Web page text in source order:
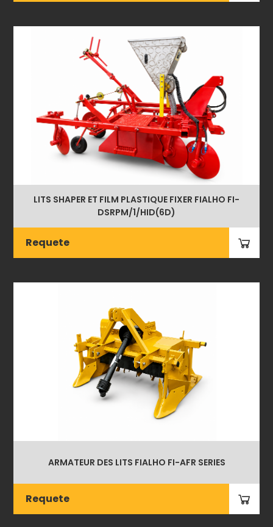
LITS SHAPER ET FILM PLASTIQUE FIXER FIALHO FI-
DSRPM/1/HID(6D)
Requete
ARMATEUR DES LITS FIALHO FI-AFR SERIES
Requete